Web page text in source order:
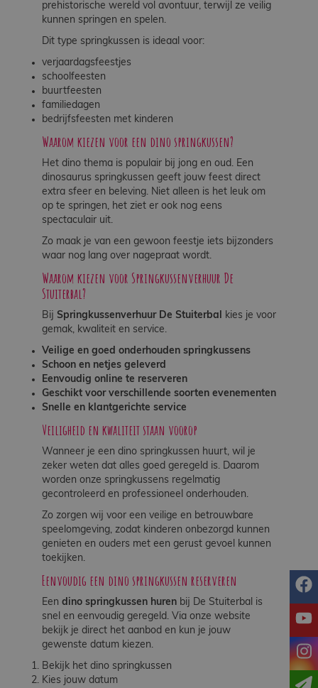
prehistorische wereld vol avontuur, terwijl ze veilig
kunnen springen en spelen.
Dit type springkussen is ideaal voor:
verjaardagsfeestjes
schoolfeesten
buurtfeesten
familiedagen
bedrijfsfeesten met kinderen
Waarom kiezen voor een dino springkussen?
Het dino thema is populair bij jong en oud. Een
dinosaurus springkussen geeft jouw feest direct
extra sfeer en beleving. Niet alleen is het leuk om
op te springen, het ziet er ook nog eens
spectaculair uit.
Zo maak je van een gewoon feestje iets bijzonders
waar nog lang over nagepraat wordt.
Waarom kiezen voor Springkussenverhuur De
Stuiterbal?
Bij Springkussenverhuur De Stuiterbal kies je voor
gemak, kwaliteit en service.
Veilige en goed onderhouden springkussens
Schoon en netjes geleverd
Eenvoudig online te reserveren
Geschikt voor verschillende soorten evenementen
Snelle en klantgerichte service
Veiligheid en kwaliteit staan voorop
Wanneer je een dino springkussen huurt, wil je
zeker weten dat alles goed geregeld is. Daarom
worden onze springkussens regelmatig
gecontroleerd en professioneel onderhouden.
Zo zorgen wij voor een veilige en betrouwbare
speelomgeving, zodat kinderen onbezorgd kunnen
genieten en ouders met een gerust gevoel kunnen
toekijken.
Eenvoudig een dino springkussen reserveren
Een dino springkussen huren bij De Stuiterbal is
snel en eenvoudig geregeld. Via onze website
bekijk je direct het aanbod en kun je jouw
gewenste datum kiezen.
Bekijk het dino springkussen
Kies jouw datum